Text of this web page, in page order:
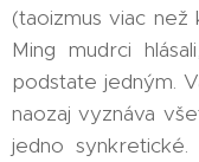
(taoizmus viac
Ming mudrci
podstate jedným.
naozaj vyznáva
jedno